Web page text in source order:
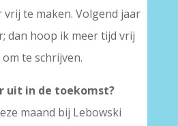
vrij te maken. Volgend jaar
dan hoop ik meer tijd vrij
te schrijven.
uit in de toekomst?
maand bij Lebowski